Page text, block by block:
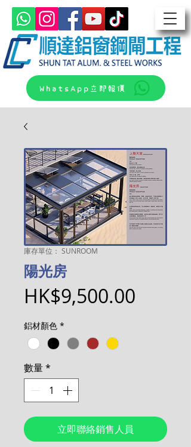
WhatsApp立即報價
庫存單位： SUNROOM
陽光房
HK$9,500.00
鋁材顏色 *
數量*
立即聯絡銷售人員